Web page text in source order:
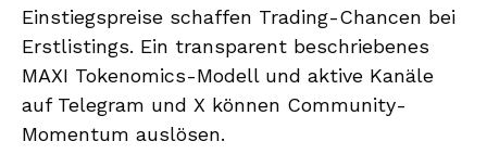
Einstiegspreise schaffen Trading-Chancen bei
Erstlistings. Ein transparent beschriebenes
MAXI Tokenomics-Modell und aktive Kanäle
auf Telegram und X können Community-
Momentum auslösen.